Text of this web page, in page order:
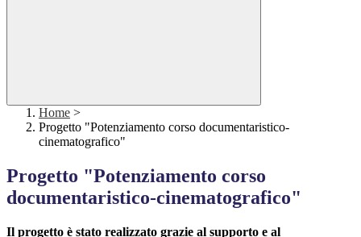
Home >
Progetto "Potenziamento corso documentaristico-
cinematografico"
Progetto "Potenziamento corso
documentaristico-cinematografico"
Il progetto è stato realizzato grazie al supporto e al